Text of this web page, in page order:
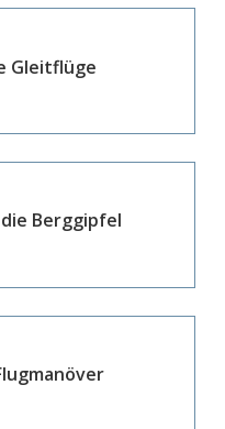
Gleitflüge
Berggipfel